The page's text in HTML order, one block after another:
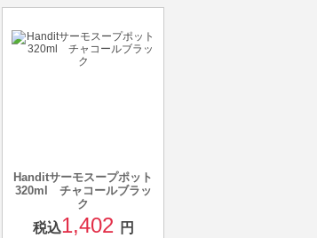
Handitサーモスープポット
320ml チャコールブラッ
ク
税込1,402 円